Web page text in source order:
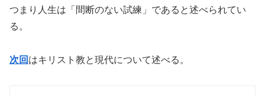
つまり人生は「間断のない試練」であると述べられてい
る。
次回 はキリスト教と現代について述べる。